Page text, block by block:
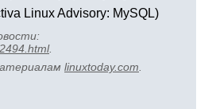
Linux Advisory: MySQL)
.
linuxtoday.com